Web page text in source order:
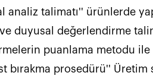
analiz talimatı'' ürünlerde
duyusal değerlendirme
puanlama metodu
bırakma prosedürü''